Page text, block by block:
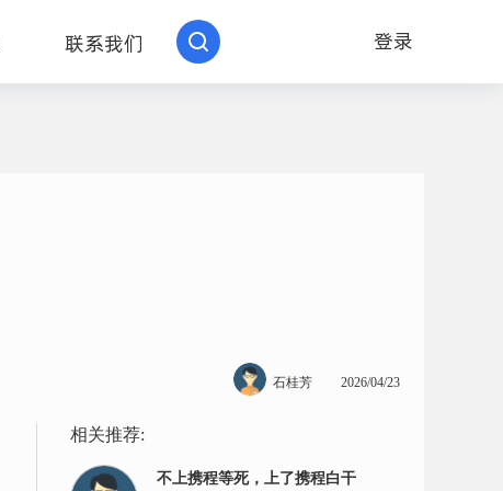
联系我们 登录
石桂芳 2026/04/23
相关推荐:
不上携程等死，上了携程白干